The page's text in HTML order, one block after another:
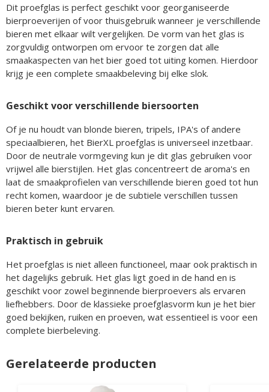
Dit proefglas is perfect geschikt voor georganiseerde
bierproeverijen of voor thuisgebruik wanneer je verschillende
bieren met elkaar wilt vergelijken. De vorm van het glas is
zorgvuldig ontworpen om ervoor te zorgen dat alle
smaakaspecten van het bier goed tot uiting komen. Hierdoor
krijg je een complete smaakbeleving bij elke slok.
Geschikt voor verschillende biersoorten
Of je nu houdt van blonde bieren, tripels, IPA's of andere
speciaalbieren, het BierXL proefglas is universeel inzetbaar.
Door de neutrale vormgeving kun je dit glas gebruiken voor
vrijwel alle bierstijlen. Het glas concentreert de aroma's en
laat de smaakprofielen van verschillende bieren goed tot hun
recht komen, waardoor je de subtiele verschillen tussen
bieren beter kunt ervaren.
Praktisch in gebruik
Het proefglas is niet alleen functioneel, maar ook praktisch in
het dagelijks gebruik. Het glas ligt goed in de hand en is
geschikt voor zowel beginnende bierproevers als ervaren
liefhebbers. Door de klassieke proefglasvorm kun je het bier
goed bekijken, ruiken en proeven, wat essentieel is voor een
complete bierbeleving.
Gerelateerde producten